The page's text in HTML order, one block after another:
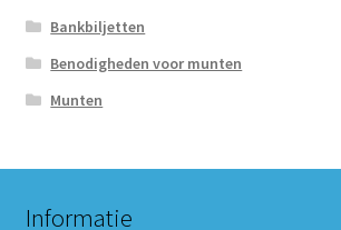
Bankbiljetten
Benodigheden voor munten
Munten
Informatie